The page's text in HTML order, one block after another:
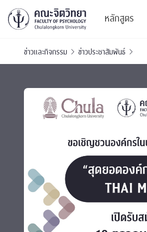
หลักสูตร
ปริ
นิสิต
ข่าวและกิจกรรม ข่าวประชาสัมพันธ์